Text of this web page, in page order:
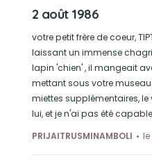
2 août 1986
votre petit frère de coeur,
laissant un immense
lapin 'chien' , il mangeait
mettant sous votre
miettes supplémentaires,
lui, et je n'ai pas été
PRIJAITRUSMINAMBOLI